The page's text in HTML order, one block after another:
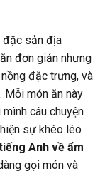
đặc sản địa
đơn giản nhưng
đặc trưng, và
Mỗi món ăn này
câu chuyện
sự khéo léo
Anh về ẩm
gọi món và